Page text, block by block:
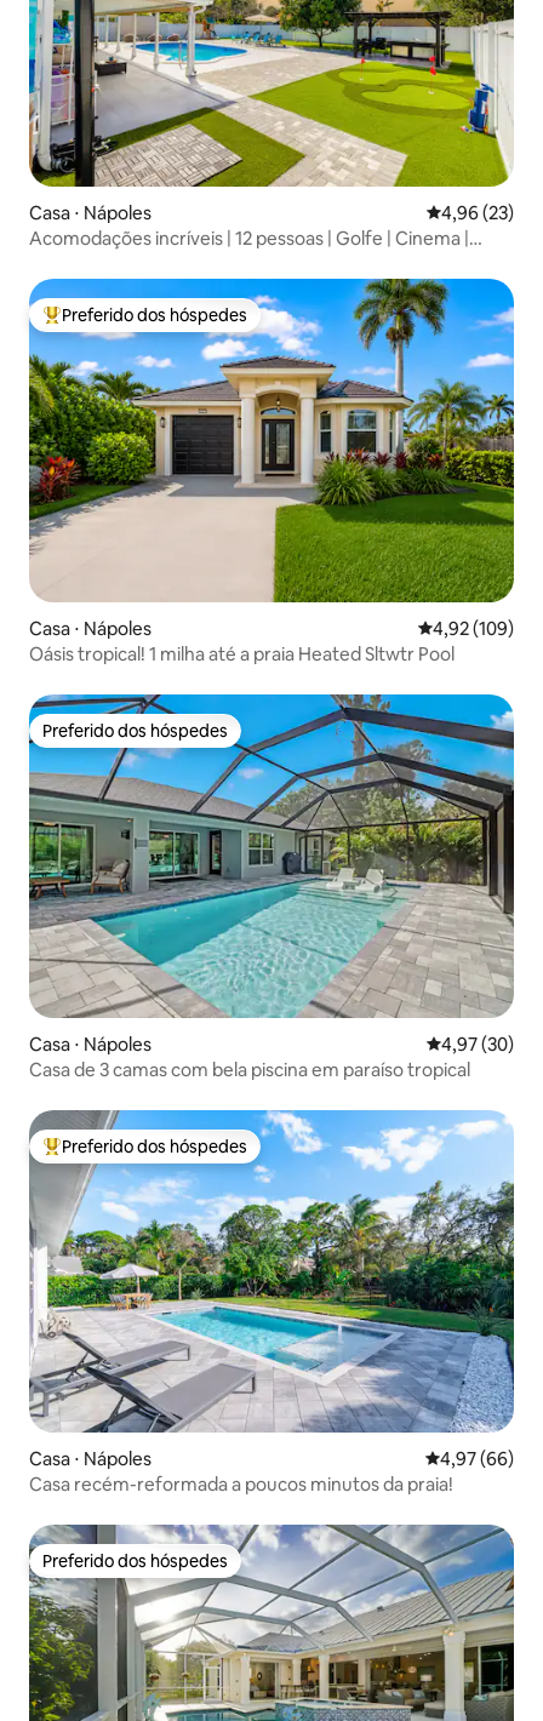
Casa ⋅ Nápoles 4,96 de uma
4,96 (23)
Acomodações incríveis | 12 pessoas | Golfe | Cinema |
Entre os melhores preferidos dos hóspedes
Preferido dos hóspedes
Casa ⋅ Nápoles 4,92 de uma
4,92 (109)
Oásis tropical! 1 milha até a praia Heated Sltwtr Pool
Preferido dos hóspedes
Preferido dos hóspedes
Casa ⋅ Nápoles 4,97 de uma
4,97 (30)
Casa de 3 camas com bela piscina em paraíso tropical
Entre os melhores preferidos dos hóspedes
Preferido dos hóspedes
Casa ⋅ Nápoles 4,97 de uma
4,97 (66)
Casa recém-reformada a poucos minutos da praia!
Preferido dos hóspedes
Preferido dos hóspedes